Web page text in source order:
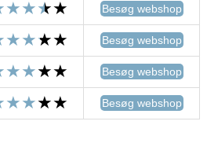
Besøg webshop
Besøg webshop
Besøg webshop
Besøg webshop